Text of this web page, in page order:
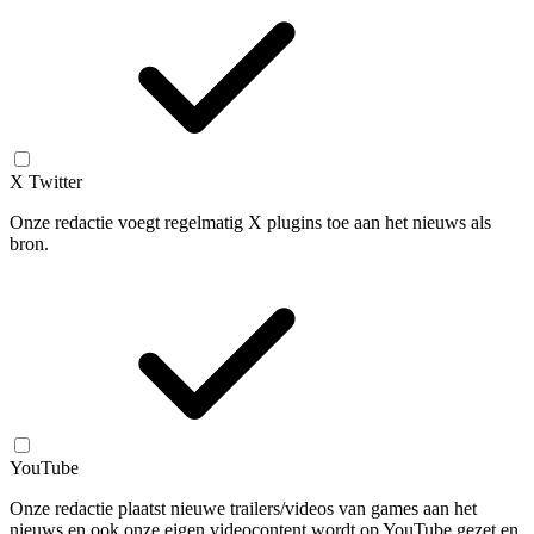
X Twitter
Onze redactie voegt regelmatig X plugins toe aan het nieuws als
bron.
YouTube
Onze redactie plaatst nieuwe trailers/videos van games aan het
nieuws en ook onze eigen videocontent wordt op YouTube gezet en